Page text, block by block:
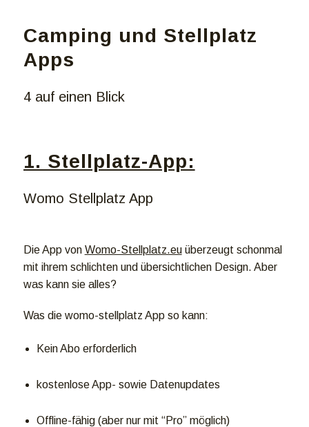
Camping und Stellplatz
Apps
4 auf einen Blick
1. Stellplatz-App:
Womo Stellplatz App
Die App von Womo-Stellplatz.euüberzeugt schonmal
mit ihrem schlichten und übersichtlichen Design. Aber
was kann sie alles?
Was die womo-stellplatz App so kann:
Kein Abo erforderlich
kostenlose App- sowie Datenupdates
Offline-fähig (aber nur mit “Pro” möglich)